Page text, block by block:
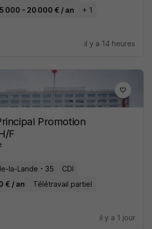
5 000 - 20 000 € / an + 1
il y a 14 heures
Promotion
F
la-Lande - 35
CDI
€ / an
Télétravail partiel
il y a 1 jour